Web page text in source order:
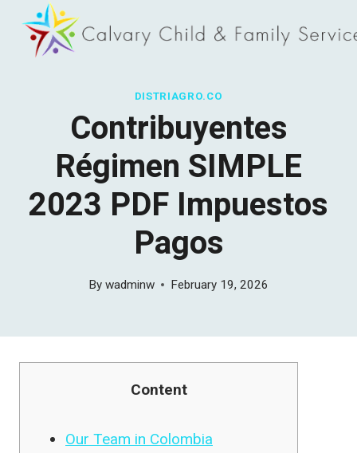
content
DISTRIAGRO.CO
Contribuyentes
Régimen SIMPLE
2023 PDF Impuestos
Pagos
By wadminw February 19, 2026
Content
Our Team in Colombia